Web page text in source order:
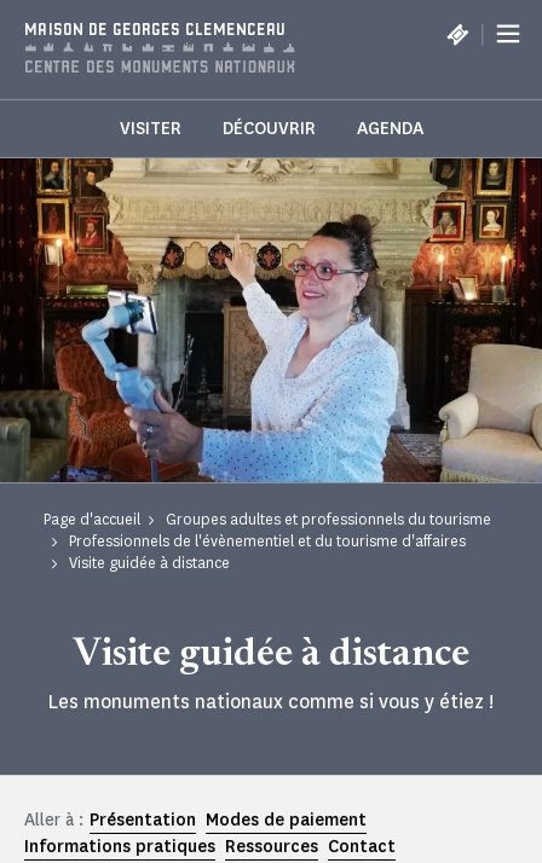
MAISON DE GEORGES CLEMENCEAU |
VISITER DÉCOUVRIR AGENDA
Page d'accueil
Groupes adultes et professionnels du tourisme
Professionnels de l'évènementiel et du tourisme d'affaires
Visite guidée à distance
Visite guidée à distance
Les monuments nationaux comme si vous y étiez !
Aller à : Présentation Modes de paiement
Informations pratiques Ressources Contact